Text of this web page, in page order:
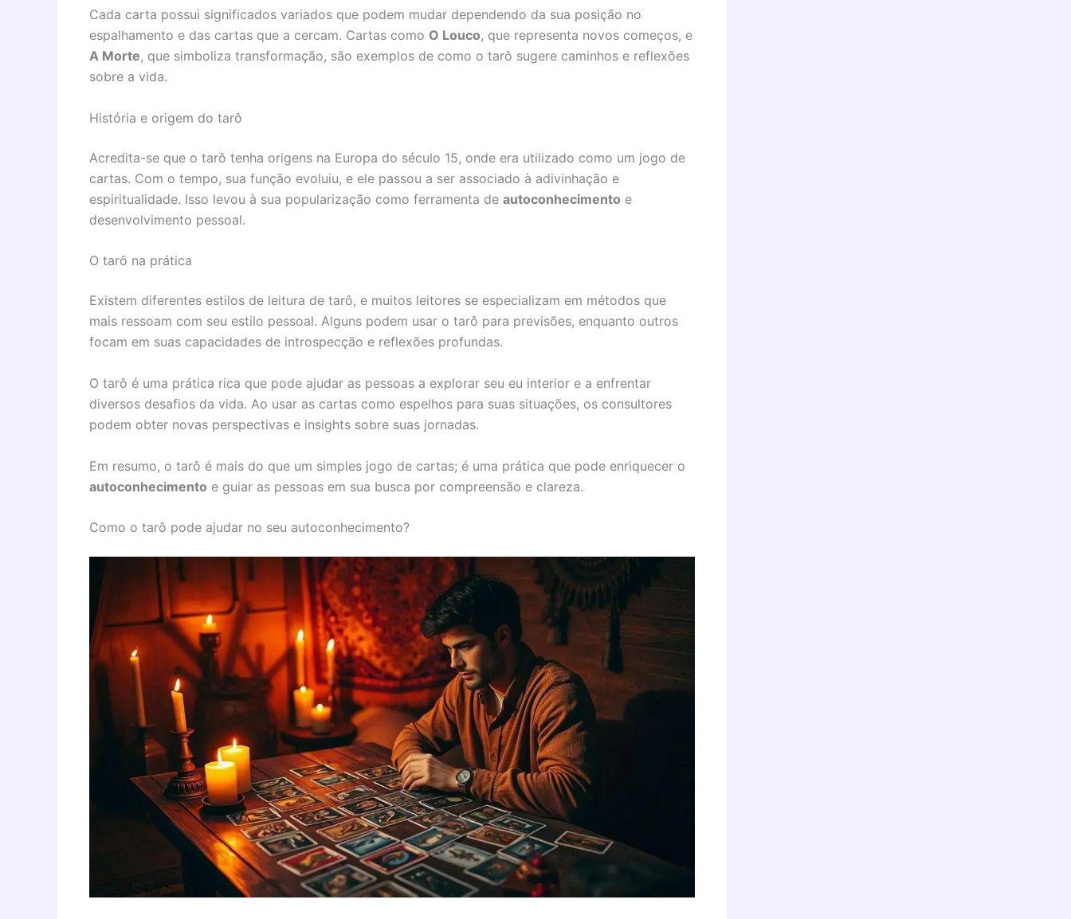
Cada carta possui significados variados que podem mudar dependendo da sua posição no
espalhamento e das cartas que a cercam. Cartas como O Louco, que representa novos começos, e
A Morte, que simboliza transformação, são exemplos de como o tarô sugere caminhos e reflexões
sobre a vida.
História e origem do tarô
Acredita-se que o tarô tenha origens na Europa do século 15, onde era utilizado como um jogo de
cartas. Com o tempo, sua função evoluiu, e ele passou a ser associado à adivinhação e
espiritualidade. Isso levou à sua popularização como ferramenta de autoconhecimento e
desenvolvimento pessoal.
O tarô na prática
Existem diferentes estilos de leitura de tarô, e muitos leitores se especializam em métodos que
mais ressoam com seu estilo pessoal. Alguns podem usar o tarô para previsões, enquanto outros
focam em suas capacidades de introspecção e reflexões profundas.
O tarô é uma prática rica que pode ajudar as pessoas a explorar seu eu interior e a enfrentar
diversos desafios da vida. Ao usar as cartas como espelhos para suas situações, os consultores
podem obter novas perspectivas e insights sobre suas jornadas.
Em resumo, o tarô é mais do que um simples jogo de cartas; é uma prática que pode enriquecer o
autoconhecimento e guiar as pessoas em sua busca por compreensão e clareza.
Como o tarô pode ajudar no seu autoconhecimento?